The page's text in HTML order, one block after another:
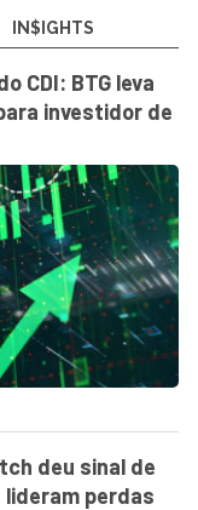
IN$IGHTS
CDI: BTG leva
investidor de
deu sinal de
perdas